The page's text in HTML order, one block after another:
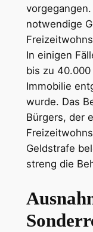
notwendige
In einigen
bis zu
Immobilie
wurde. Das
Bürgers, der
Geldstrafe
streng die